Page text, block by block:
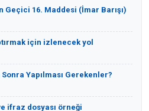
Geçici 16. Maddesi (İmar Barışı)
için izlenecek yol
Sonra Yapılması Gerekenler?
ifraz dosyası örneği